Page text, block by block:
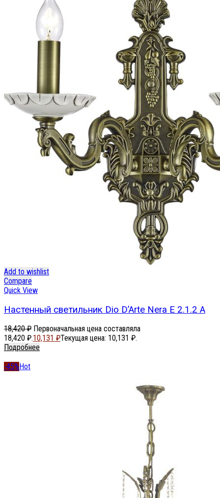
Add to wishlist
Compare
Quick View
Настенный светильник Dio D’Arte Nera E 2.1.2 A
18,420₽ Первоначальная цена составляла
18,420 ₽.10,131 ₽Текущая цена: 10,131 ₽.
Подробнее
-45% Hot